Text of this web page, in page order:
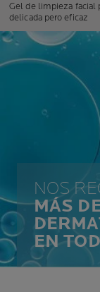
Gel de limpieza facial
delicada pero eficaz
NOS
MÁS
EN